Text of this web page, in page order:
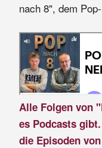
nach 8", dem
Alle Folgen von
es Podcasts
die Episoden